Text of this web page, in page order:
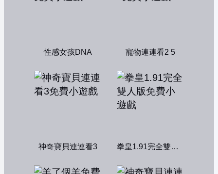
性感女孩DNA 寵物連連看2 5
神奇寶貝連連看3 拳皇1.91完全雙人版